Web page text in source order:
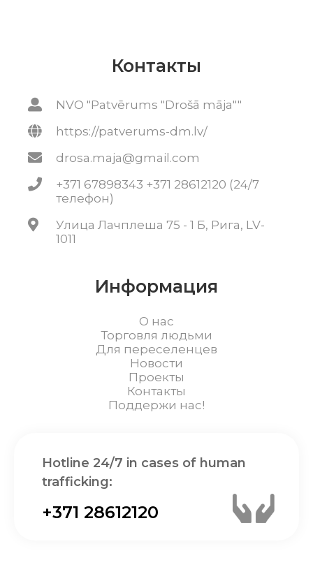
Контакты
NVO "Patvērums "Drošā māja""
https://patverums-dm.lv/
drosa.maja@gmail.com
+371 67898343 +371 28612120 (24/7
телефон)
Улица Лачплеша 75 - 1 Б, Рига, LV-
1011
Информация
О нас
Торговля людьми
Для переселенцев
Новости
Проекты
Контакты
Поддержи нас!
Hotline 24/7 in cases of human
trafficking:
+371 28612120